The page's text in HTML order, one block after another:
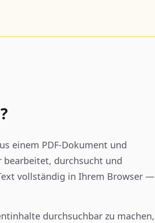
einem PDF-Dokument und
durchsucht und
vollständig in Ihrem Browser —
durchsuchbar zu machen,